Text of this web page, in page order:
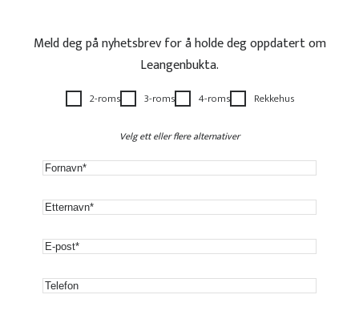
Meld deg på nyhetsbrev for å holde deg oppdatert om
Leangenbukta.
2-roms 3-roms 4-roms Rekkehus
Velg ett eller flere alternativer